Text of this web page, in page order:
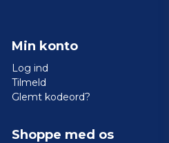
Min konto
Log ind
Tilmeld
Glemt kodeord?
Shoppe med os